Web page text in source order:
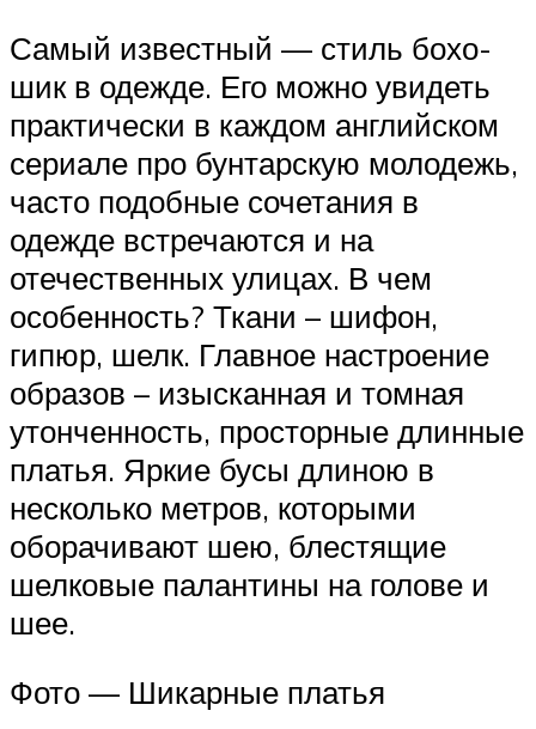
Самый известный — стиль бохо-
шик в одежде. Его можно увидеть
практически в каждом английском
сериале про бунтарскую молодежь,
часто подобные сочетания в
одежде встречаются и на
отечественных улицах. В чем
особенность? Ткани – шифон,
гипюр, шелк. Главное настроение
образов – изысканная и томная
утонченность, просторные длинные
платья. Яркие бусы длиною в
несколько метров, которыми
оборачивают шею, блестящие
шелковые палантины на голове и
шее.
Фото — Шикарные платья